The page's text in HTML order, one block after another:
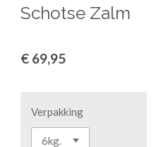
Schotse Zalm
€ 69,95
Verpakking